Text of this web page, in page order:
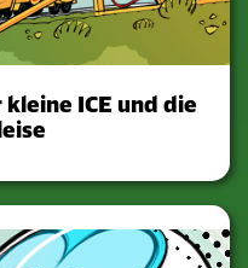
ICE und die